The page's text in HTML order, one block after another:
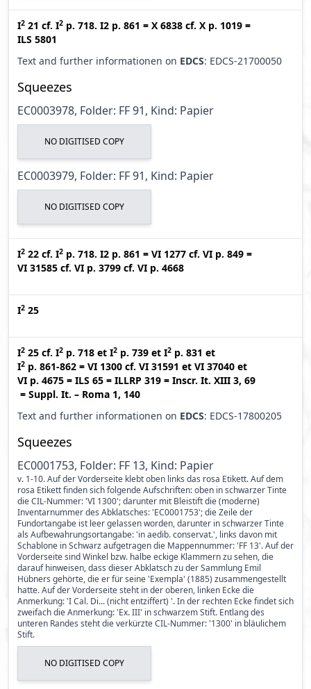
I2 21 cf. I2 p. 718. I2 p. 861 = X 6838 cf. X p. 1019 =
ILS 5801
Text and further informationen on EDCS: EDCS-21700050
Squeezes
EC0003978, Folder: FF 91, Kind: Papier
NO DIGITISED COPY
EC0003979, Folder: FF 91, Kind: Papier
NO DIGITISED COPY
I2 22 cf. I2 p. 718. I2 p. 861 = VI 1277 cf. VI p. 849 =
VI 31585 cf. VI p. 3799 cf. VI p. 4668
I2 25
I2 25 cf. I2 p. 718 et I2 p. 739 et I2 p. 831 et
I2 p. 861-862 = VI 1300 cf. VI 31591 et VI 37040 et
VI p. 4675 = ILS 65 = ILLRP 319 = Inscr. It. XIII 3, 69
= Suppl. It. – Roma 1, 140
Text and further informationen on EDCS: EDCS-17800205
Squeezes
EC0001753, Folder: FF 13, Kind: Papier
v. 1-10. Auf der Vorderseite klebt oben links das rosa Etikett. Auf dem
rosa Etikett finden sich folgende Aufschriften: oben in schwarzer Tinte
die CIL-Nummer: 'VI 1300'; darunter mit Bleistift die (moderne)
Inventarnummer des Abklatsches: 'EC0001753'; die Zeile der
Fundortangabe ist leer gelassen worden, darunter in schwarzer Tinte
als Aufbewahrungsortangabe: 'in aedib. conservat.', links davon mit
Schablone in Schwarz aufgetragen die Mappennummer: 'FF 13'. Auf der
Vorderseite sind Winkel bzw. halbe eckige Klammern zu sehen, die
darauf hinweisen, dass dieser Abklatsch zu der Sammlung Emil
Hübners gehörte, die er für seine 'Exempla' (1885) zusammengestellt
hatte. Auf der Vorderseite steht in der oberen, linken Ecke die
Anmerkung: 'I Cal. Di... (nicht entziffert) '. In der rechten Ecke findet sich
zweifach die Anmerkung: 'Ex. III' in schwarzem Stift. Entlang des
unteren Randes steht die verkürzte CIL-Nummer: '1300' in bläulichem
Stift.
NO DIGITISED COPY